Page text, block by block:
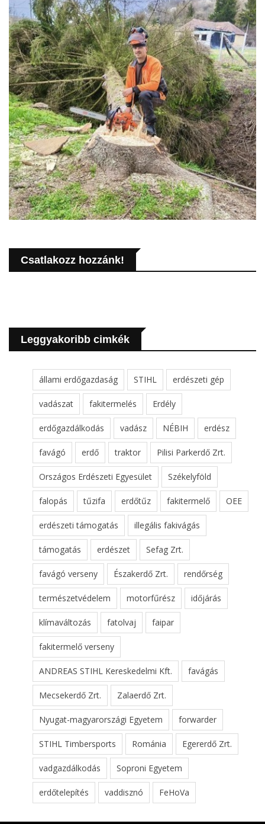
Csatlakozz hozzánk!
Leggyakoribb cimkék
állami erdőgazdaság STIHL erdészeti gép
vadászat fakitermelés Erdély
erdőgazdálkodás vadász NÉBIH erdész
favágó erdő traktor Pilisi Parkerdő Zrt.
Országos Erdészeti Egyesület Székelyföld
falopás tűzifa erdőtűz fakitermelő OEE
erdészeti támogatás illegális fakivágás
támogatás erdészet Sefag Zrt.
favágó verseny Északerdő Zrt. rendőrség
természetvédelem motorfűrész időjárás
klímaváltozás fatolvaj faipar
fakitermelő verseny
ANDREAS STIHL Kereskedelmi Kft. favágás
Mecsekerdő Zrt. Zalaerdő Zrt.
Nyugat-magyarországi Egyetem forwarder
STIHL Timbersports Románia Egererdő Zrt.
vadgazdálkodás Soproni Egyetem
erdőtelepítés vaddisznó FeHoVa